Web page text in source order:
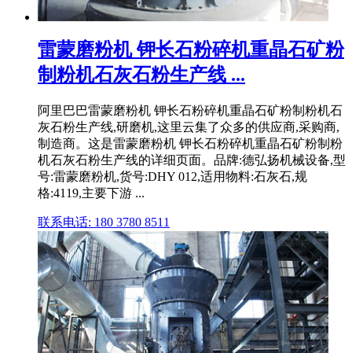
雷蒙磨粉机 钾长石粉碎机重晶石矿粉
制粉机石灰石粉生产线 ...
阿里巴巴雷蒙磨粉机 钾长石粉碎机重晶石矿粉制粉机石
灰石粉生产线,研磨机,这里云集了众多的供应商,采购商,
制造商。这是雷蒙磨粉机 钾长石粉碎机重晶石矿粉制粉
机石灰石粉生产线的详细页面。品牌:德弘扬机械设备,型
号:雷蒙磨粉机,货号:DHY 012,适用物料:石灰石,规
格:4119,主要下游 ...
联系电话: 180 3780 8511